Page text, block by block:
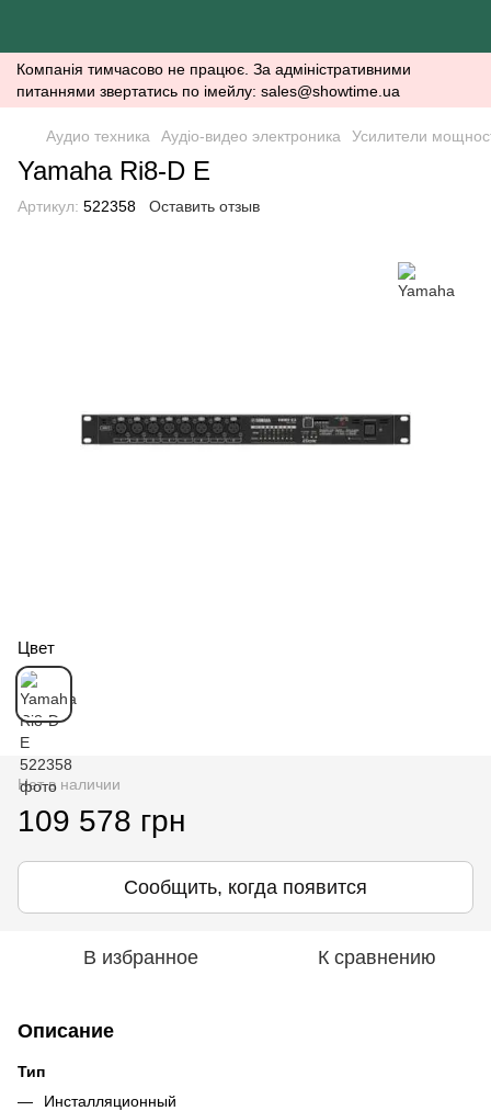
Компанія тимчасово не працює. За адміністративними
питаннями звертатись по імейлу: sales@showtime.ua
Аудио техника Аудіо-видео электроника Усилители
Yamaha Ri8-D E
Артикул: 522358 Оставить отзыв
Цвет
Нет в наличии
109 578 грн
Сообщить, когда появится
В избранное К сравнению
Описание
Тип
Инсталляционный